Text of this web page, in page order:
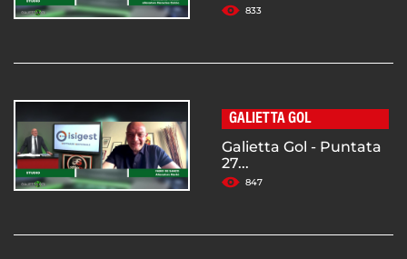
833
GALIETTA GOL
Galietta Gol - Puntata
27...
847